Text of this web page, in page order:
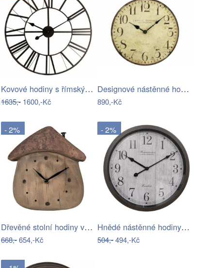
Kovové hodiny s římskými číslicemi - Ø…
1635,- 1600,-Kč
Designové nástěnné hodiny 21410 Lowell…
890,-Kč
- 2%
Dřevěné stolní hodiny ve tvaru domku -…
668,-654,-Kč
- 2%
Hnědé nástěnné hodiny Westminster - Ø…
504,-494,-Kč